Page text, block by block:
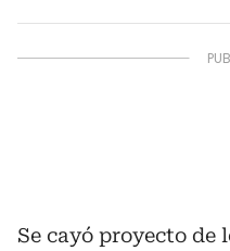
Se cayó proyecto de